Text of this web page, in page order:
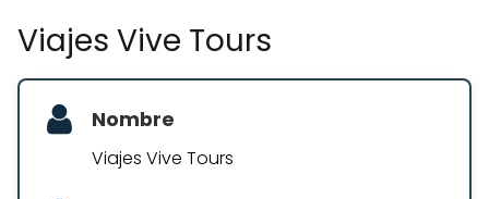
Viajes Vive Tours
Nombre
Viajes Vive Tours